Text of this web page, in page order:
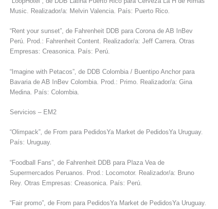
Music. Realizador/a: Melvin Valencia. País: Puerto Rico.
“Rent your sunset”, de Fahrenheit DDB para Corona de AB InBev
Perú. Prod.: Fahrenheit Content. Realizador/a: Jeff Carrera. Otras
Empresas: Creasonica. País: Perú.
“Imagine with Petacos”, de DDB Colombia / Buentipo Anchor para
Bavaria de AB InBev Colombia. Prod.: Primo. Realizador/a: Gina
Medina. País: Colombia.
Servicios – EM2
“Olimpack”, de From para PedidosYa Market de PedidosYa Uruguay.
País: Uruguay.
“Foodball Fans”, de Fahrenheit DDB para Plaza Vea de
Supermercados Peruanos. Prod.: Locomotor. Realizador/a: Bruno
Rey. Otras Empresas: Creasonica. País: Perú.
“Fair promo”, de From para PedidosYa Market de PedidosYa Uruguay.